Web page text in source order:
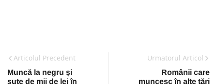
Articolul Precedent
Muncă la negru și
sute de mii de lei în
Urmatorul Articol
Românii care
muncesc în alte țări